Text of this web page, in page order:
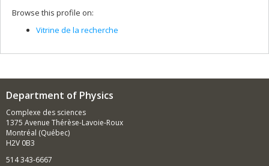
Browse this profile on:
Vitrine de la recherche
Department of Physics
Complexe des sciences
1375 Avenue Thérèse-Lavoie-Roux
Montréal (Québec)
H2V 0B3
514 343-6667